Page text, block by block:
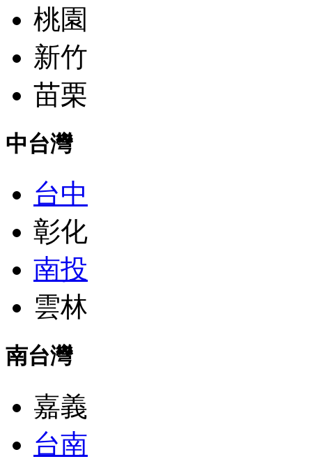
桃園
新竹
苗栗
中台灣
台中
彰化
南投
雲林
南台灣
嘉義
台南